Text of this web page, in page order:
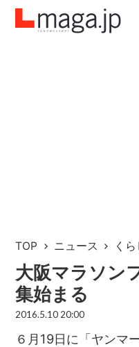
TOP ニュース くら
大阪マラソン
集始まる
2016.5.10 20:00
６月19日に「ヤンマ